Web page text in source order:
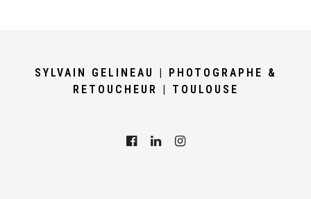
SYLVAIN GELINEAU | PHOTOGRAPHE &
RETOUCHEUR | TOULOUSE